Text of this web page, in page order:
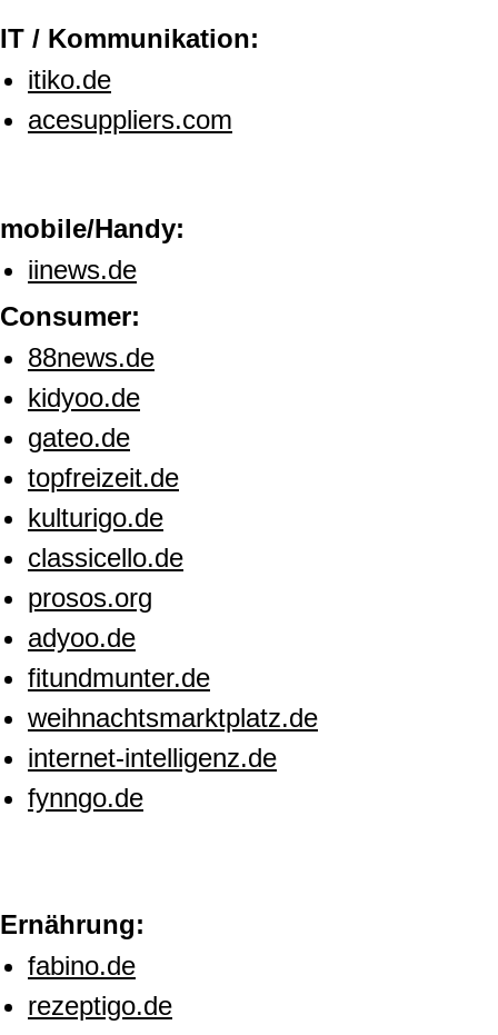
IT / Kommunikation:
itiko.de
acesuppliers.com
mobile/Handy:
iinews.de
Consumer:
88news.de
kidyoo.de
gateo.de
topfreizeit.de
kulturigo.de
classicello.de
prosos.org
adyoo.de
fitundmunter.de
weihnachtsmarktplatz.de
internet-intelligenz.de
fynngo.de
Ernährung:
fabino.de
rezeptigo.de